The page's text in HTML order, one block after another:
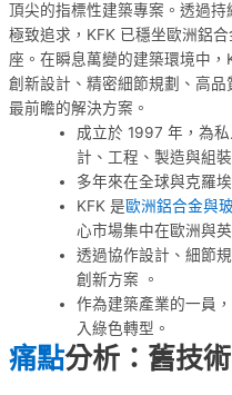
頂尖的指標性建築專案。透過持
極致追求，KFK 已穩坐歐洲鋁
座。在瞬息萬變的建築環境中，
創新設計、精密細節規劃、高
最前瞻的解決方案。
成立於 1997 年，為
計、工程、製造與組
多年來在全球與克羅
KFK 是歐洲鋁合金與
心市場集中在歐洲與
透過協作設計、細節
創新方案 。
作為建築產業的一員
入綠色轉型。
痛點分析：舊技